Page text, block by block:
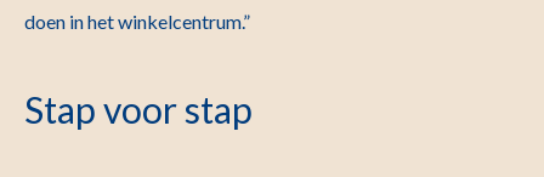
doen in het winkelcentrum.”
Stap voor stap